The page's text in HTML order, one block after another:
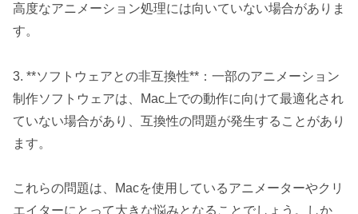
高度なアニメーション処理には向いていない場合がありま
す。
3. **ソフトウェアとの非互換性**：一部のアニメーション
制作ソフトウェアは、Mac上での動作に向けて最適化され
ていない場合があり、互換性の問題が発生することがあり
ます。
これらの問題は、Macを使用しているアニメーターやクリ
エイターにとって大きな悩みとなることでしょう。しか